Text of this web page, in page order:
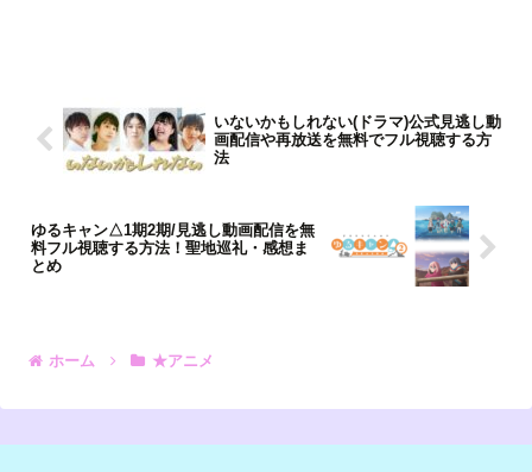
いないかもしれない(ドラマ)公式見逃し動
画配信や再放送を無料でフル視聴する方
法
ゆるキャン△1期2期/見逃し動画配信を無
料フル視聴する方法！聖地巡礼・感想ま
とめ
ホーム ★アニメ